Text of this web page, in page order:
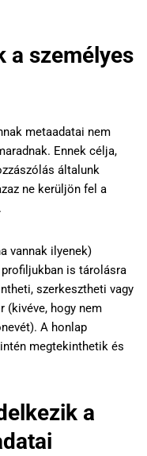
a személyes
metaadatai nem
Ennek célja,
általunk
ne kerüljön fel a
vannak ilyenek)
is tárolásra
szerkesztheti vagy
(kivéve, hogy nem
A honlap
megtekinthetik és
a